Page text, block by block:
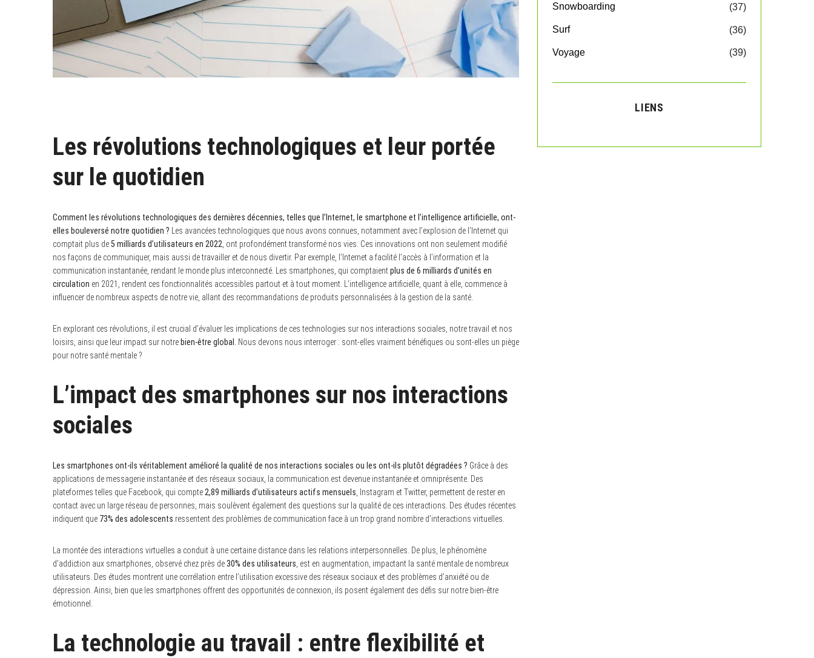
Les révolutions technologiques et leur portée
sur le quotidien
Comment les révolutions technologiques des dernières décennies, telles que l’Internet, le smartphone et l’intelligence artificielle, ont-
elles bouleversé notre quotidien ? Les avancées technologiques que nous avons connues, notamment avec l’explosion de l’Internet qui
comptait plus de5 milliards d’utilisateurs en 2022 , ont profondément transformé nos vies. Ces innovations ont non seulement modifié
nos façons de communiquer, mais aussi de travailler et de nous divertir. Par exemple, l’Internet a facilité l’accès à l’information et la
communication instantanée, rendant le monde plus interconnecté. Les smartphones, qui comptaientplus de 6 milliards d’unités en
circulation en 2021, rendent ces fonctionnalités accessibles partout et à tout moment. L’intelligence artificielle, quant à elle, commence à
influencer de nombreux aspects de notre vie, allant des recommandations de produits personnalisées à la gestion de la santé.
En explorant ces révolutions, il est crucial d’évaluer les implications de ces technologies sur nos interactions sociales, notre travail et nos
loisirs, ainsi que leur impact sur notre bien-être global
. Nous devons nous interroger : sont-elles vraiment bénéfiques ou sont-elles un piège
pour notre santé mentale ?
L’impact des smartphones sur nos interactions
sociales
Les smartphones ont-ils véritablement amélioré la qualité de nos interactions sociales ou les ont-ils plutôt dégradées ? Grâce à des
applications de messagerie instantanée et des réseaux sociaux, la communication est devenue instantanée et omniprésente. Des
plateformes telles que Facebook, qui compte 2,89 milliards d’utilisateurs actifs mensuels , Instagram et Twitter, permettent de rester en
contact avec un large réseau de personnes, mais soulèvent également des questions sur la qualité de ces interactions. Des études récentes
indiquent que 73% des adolescents ressentent des problèmes de communication face à un trop grand nombre d’interactions virtuelles.
La montée des interactions virtuelles a conduit à une certaine distance dans les relations interpersonnelles. De plus, le phénomène
d’addiction aux smartphones, observé chez près de30% des utilisateurs , est en augmentation, impactant la santé mentale de nombreux
utilisateurs. Des études montrent une corrélation entre l’utilisation excessive des réseaux sociaux et des problèmes d’anxiété ou de
dépression. Ainsi, bien que les smartphones offrent des opportunités de connexion, ils posent également des défis sur notre bien-être
émotionnel.
La technologie au travail : entre flexibilité et
Snowboarding (37)
Surf (36)
Voyage (39)
LIENS